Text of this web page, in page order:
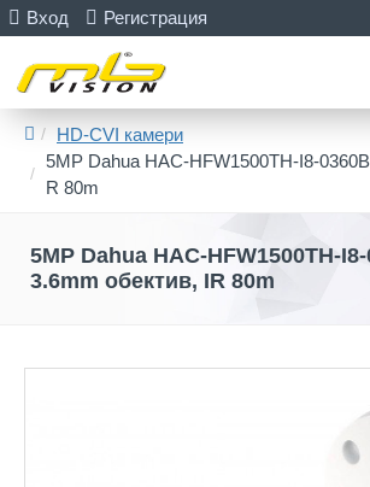
Вход Регистрация
HD-CVI камери
5MP Dahua HAC-HFW1500TH-I8-
R 80m
5MP Dahua HAC-HFW1500TH-
3.6mm обектив, IR 80m